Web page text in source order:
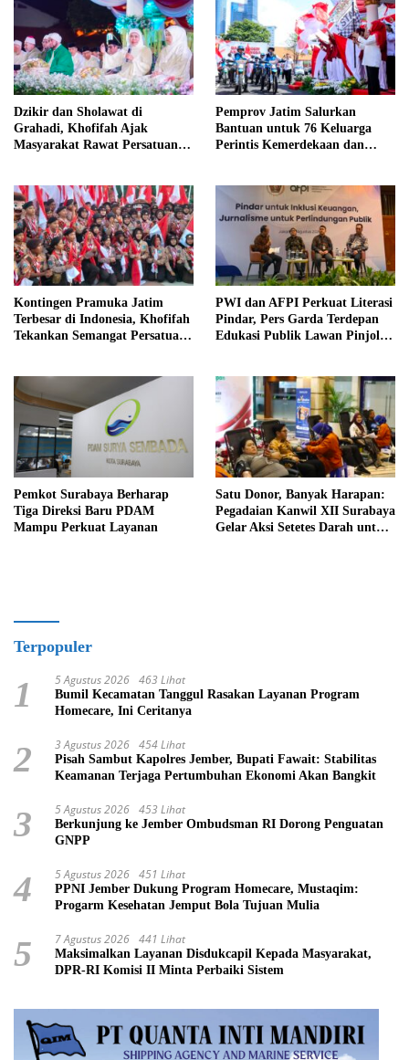
Dzikir dan Sholawat di
Grahadi, Khofifah Ajak
Masyarakat Rawat Persatuan
Pemprov Jatim Salurkan
Bantuan untuk 76 Keluarga
Perintis Kemerdekaan dan
Kontingen Pramuka Jatim
Terbesar di Indonesia, Khofifah
Tekankan Semangat Persatuan
PWI dan AFPI Perkuat Literasi
Pindar, Pers Garda Terdepan
Edukasi Publik Lawan Pinjol
Pemkot Surabaya Berharap
Tiga Direksi Baru PDAM
Mampu Perkuat Layanan
Satu Donor, Banyak Harapan:
Pegadaian Kanwil XII Surabaya
Gelar Aksi Setetes Darah untuk
Terpopuler
1 5 Agustus 2026 463 Lihat
Bumil Kecamatan Tanggul Rasakan Layanan Program
Homecare, Ini Ceritanya
2 3 Agustus 2026 454 Lihat
Pisah Sambut Kapolres Jember, Bupati Fawait: Stabilitas
Keamanan Terjaga Pertumbuhan Ekonomi Akan Bangkit
3 5 Agustus 2026 453 Lihat
Berkunjung ke Jember Ombudsman RI Dorong Penguatan
GNPP
4 5 Agustus 2026 451 Lihat
PPNI Jember Dukung Program Homecare, Mustaqim:
Progarm Kesehatan Jemput Bola Tujuan Mulia
5 7 Agustus 2026 441 Lihat
Maksimalkan Layanan Disdukcapil Kepada Masyarakat,
DPR-RI Komisi II Minta Perbaiki Sistem